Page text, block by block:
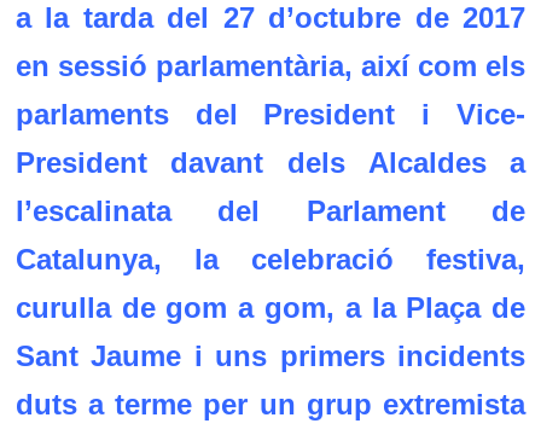
a la tarda del 27 d’octubre de 2017
en sessió parlamentària, així com els
parlaments del President i Vice-
President davant dels Alcaldes a
l’escalinata del Parlament de
Catalunya, la celebració festiva,
curulla de gom a gom, a la Plaça de
Sant Jaume i uns primers incidents
duts a terme per un grup extremista